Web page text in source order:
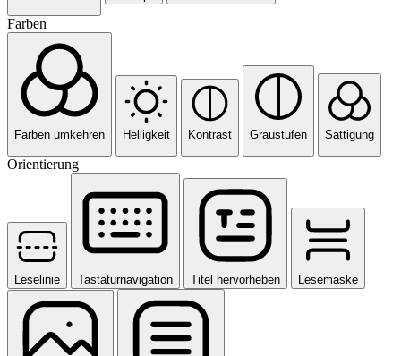
Farben
Farben umkehren Helligkeit Kontrast Graustufen Sättigung
Orientierung
Leselinie Tastaturnavigation Titel hervorheben Lesemaske